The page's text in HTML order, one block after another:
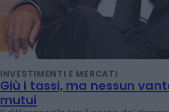
INVESTIMENTI E MERCATI
Giù i tassi, ma nessun
mutui